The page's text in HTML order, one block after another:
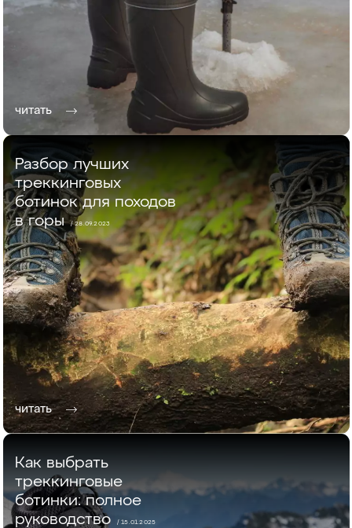
читать
Разбор лучших
треккинговых
ботинок для походов
в горы/ 28.09.2023
читать
Как выбрать
треккинговые
ботинки: полное
руководство
/ 15.01.2025